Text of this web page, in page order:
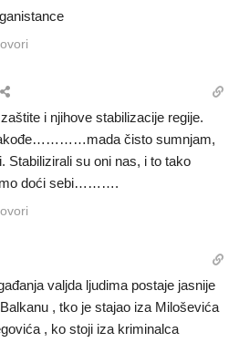
i njihove stabilizacije regije.
čisto sumnjam,
Stabilizirali su oni nas, i to tako
doći sebi……….
valjda ljudima postaje jasnije
, tko je stajao iza Miloševića
, ko stoji iza kriminalca